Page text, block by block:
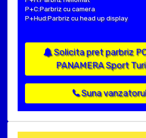
P+C:Parbriz cu camera
P+Hud:Parbriz cu head up display
Solicita pret parbriz
PANAMERA Sport
Suna